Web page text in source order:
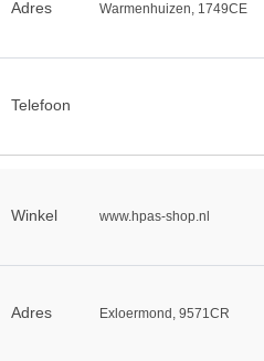
Adres Warmenhuizen, 1749CE
Telefoon
Winkel www.hpas-shop.nl
Adres Exloermond, 9571CR